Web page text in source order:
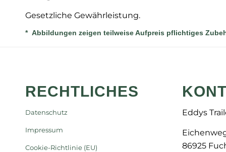
Gesetzliche Gewährleistung.
* Abbildungen zeigen teilweise Aufpreis pflichtiges
RECHTLICHES
Datenschutz
Impressum
Cookie-Richtlinie (EU)
Eddys
86925